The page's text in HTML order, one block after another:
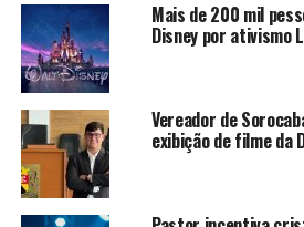
Mais de 200 mil
Disney por ativismo
Vereador de
exibição de filme da